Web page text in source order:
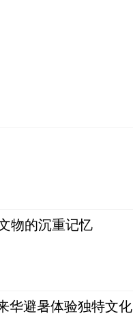
物的沉重记忆
华避暑体验独特文化